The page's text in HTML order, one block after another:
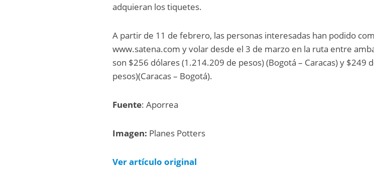
adquieran los tiquetes.
A partir de 11 de febrero, las personas interesadas han podido
www.satena.com y volar desde el 3 de marzo en la ruta entre
son $256 dólares (1.214.209 de pesos) (Bogotá – Caracas) y $249
pesos)(Caracas – Bogotá).
Fuente: Aporrea
Imagen: Planes Potters
Ver artículo original